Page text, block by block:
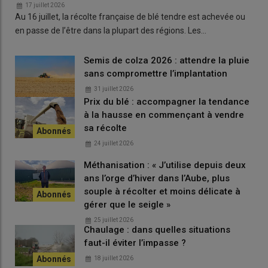
Quelles obligations dans la MAEC ZI GC ?
L’engagement porte sur 90 % des terres arables de
l’exploitant doit disposer d’au moins 20 % de ses terres arables
cultures à bas niveau d’intrants(sorgho, tournesol, soja,
sarrasin, chanvre, lupin, avec des adaptations de la liste selon
les territoires) ou en légumineuses. Sur la surface engagée, le
retour d’une même culture deux années de suite est interdit,
sauf pour les légumineuses pluriannuelles et les prairies
Lire aussi |[Vidéo] Maïs : les producteurs tentent
de s’adapter au changement climatique
Sur la période de trois ans, chaque parcelle engagée
accueilli au moins une fois une culture d’hiver, une culture de
printemps, et une culture à bas niveau d’intrant ou
17 juillet 2026
Au 16 juillet, la récolte française de blé tendre est achevée ou
en passe de l’être dans la plupart des régions. Les…
Semis de colza 2026 : attendre la pluie
sans compromettre l’implantation
31 juillet 2026
Prix du blé : accompagner la tendance
à la hausse en commençant à vendre
sa récolte
24 juillet 2026
Méthanisation : « J’utilise depuis deux
ans l’orge d’hiver dans l’Aube, plus
souple à récolter et moins délicate à
gérer que le seigle »
25 juillet 2026
Chaulage : dans quelles situations
faut-il éviter l’impasse ?
18 juillet 2026